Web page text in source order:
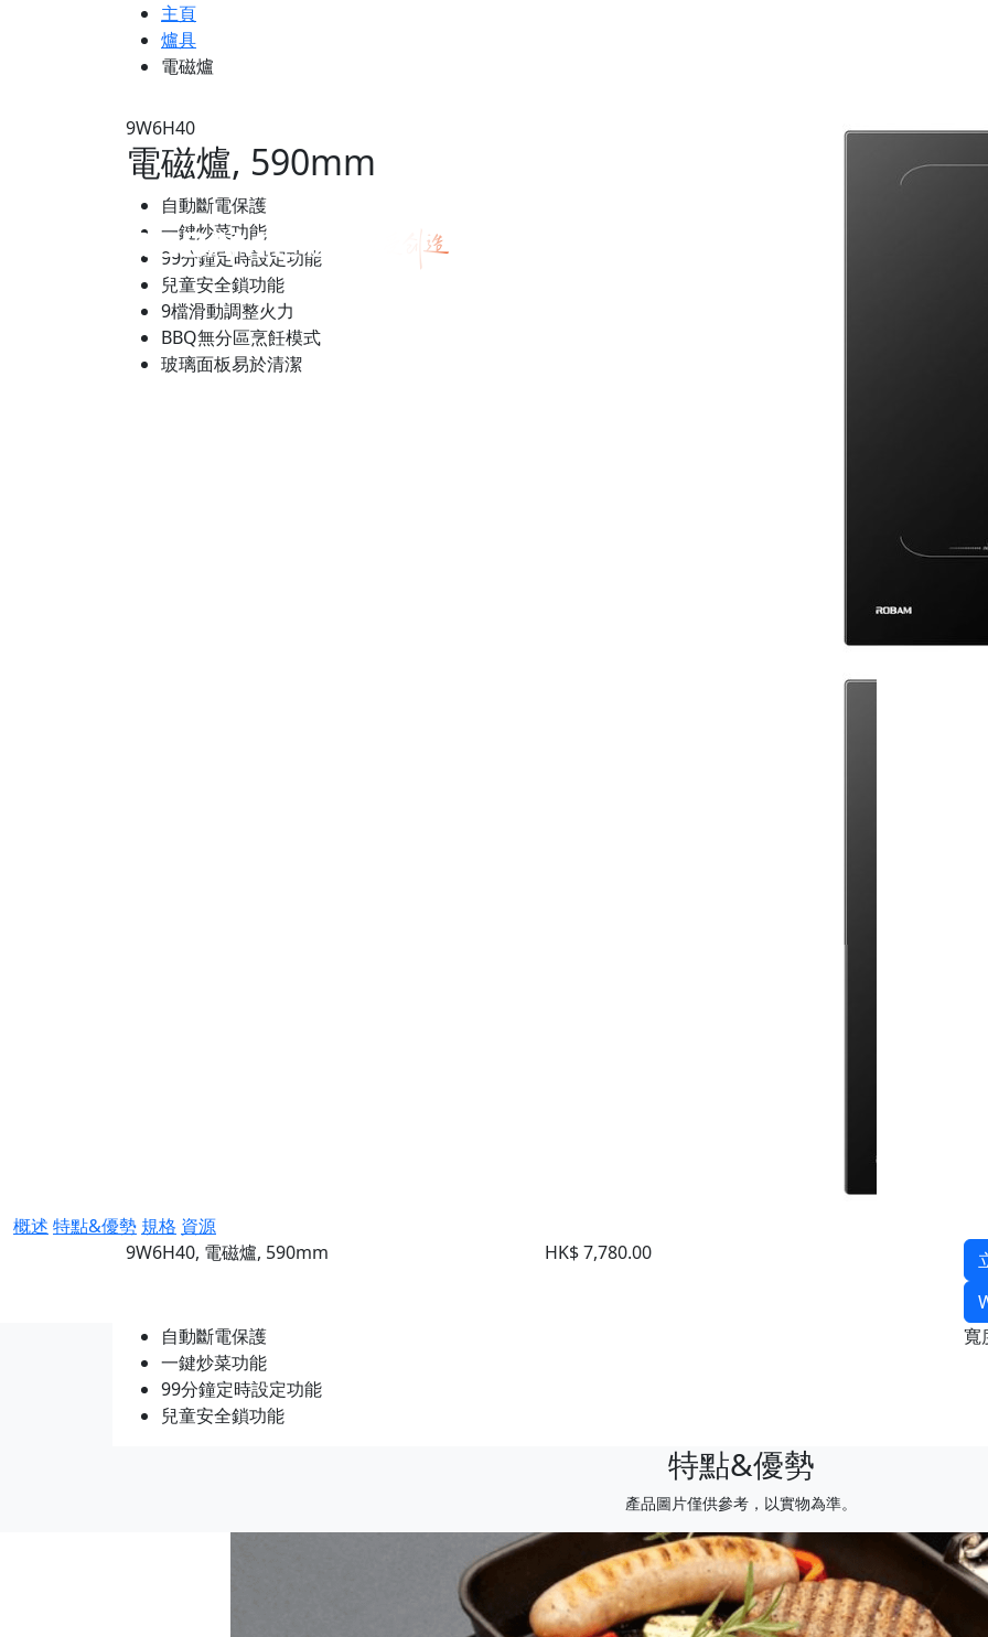
主頁
爐具
電磁爐
9W6H40
電磁爐, 590mm
自動斷電保護
一鍵炒菜功能
99分鐘定時設定功能
兒童安全鎖功能
9檔滑動調整火力
BBQ無分區烹飪模式
玻璃面板易於清潔
概述 特點&優勢 規格 資源
9W6H40, 電磁爐, 590mm
HK$ 7,780.00
自動斷電保護
一鍵炒菜功能
99分鐘定時設定功能
兒童安全鎖功能
寬
特點&優勢
產品圖片僅供參考，以實物為準。